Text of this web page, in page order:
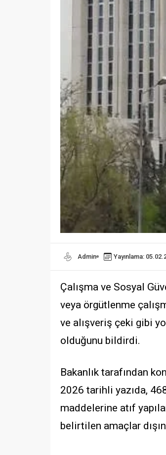
Admin Yayınlama:
Çalışma ve Sosyal
veya örgütlenme
ve alışveriş çeki gibi
olduğunu bildirdi.
Bakanlık tarafından
2026 tarihli yazıda,
maddelerine atıf
belirtilen amaçlar